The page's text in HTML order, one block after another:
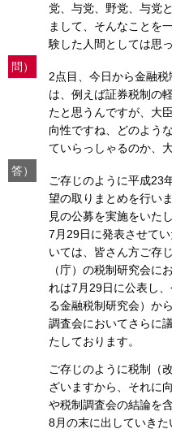
党、与党、野党、与党
まして、そんなことを
験した人間としては思
問）
2点目、今日から金融
は、例えば証券税制の
たと思うんですが、大
向性ですね、どのよう
ていらっしゃるのか、
答）
ご存じのように平成23
望の取りまとめを行い
見の公募を実施をいた
7月29日に発表させて
いては、皆さん方ご存
（庁）の税制研究会に
れは7月29日に公表し
る金融税制研究会）か
調査会においてさらに
たしております。
ご存じのように税制（
ざいますから、それに
や税制調査会の結論を
8月の末に出していきた